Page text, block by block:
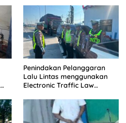
Penindakan Pelanggaran
Lalu Lintas menggunakan
Electronic Traffic Law
Handheld Di Pos Leces